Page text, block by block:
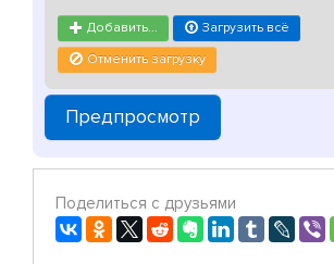
Добавить...
Загрузить всё
Отменить загрузку
Предпросмотр
Поделиться с друзьями